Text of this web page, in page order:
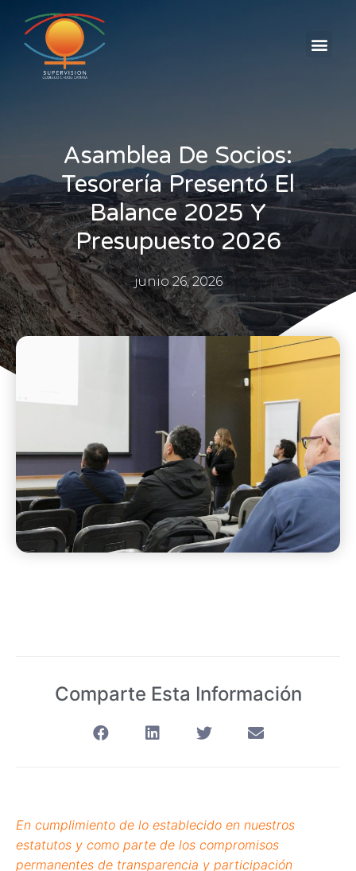
Asamblea De Socios:
Tesorería Presentó El
Balance 2025 Y
Presupuesto 2026
junio 26, 2026
Comparte Esta Información
En cumplimiento de lo establecido en nuestros
estatutos y como parte de los compromisos
permanentes de transparencia y participación